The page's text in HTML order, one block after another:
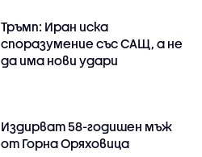
Тръмп: Иран иска
споразумение със САЩ, а не
да има нови удари
Издирват 58-годишен мъж
от Горна Оряховица